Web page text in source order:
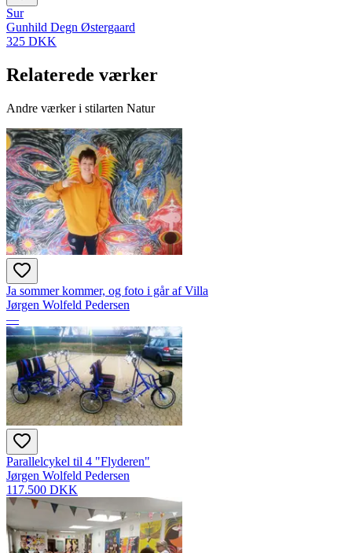
Sur
Gunhild Degn Østergaard
325 DKK
Relaterede værker
Andre værker i stilarten Natur
Ja sommer kommer, og foto i går af Villa
Jørgen Wolfeld Pedersen
—
Parallelcykel til 4 "Flyderen"
Jørgen Wolfeld Pedersen
117.500 DKK